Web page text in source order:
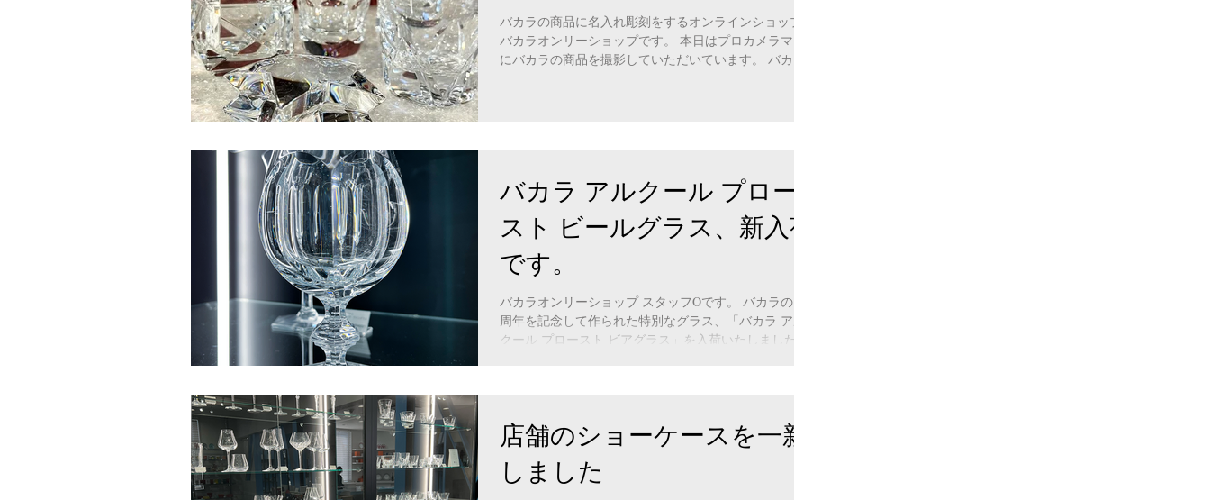
バカラの商品に名入れ彫刻をするオンラインショップ、
バカラオンリーショップです。 本日はプロカメラマン
にバカラの商品を撮影していただいています。 バカラ
バカラ アルクール プロー
スト ビールグラス、新入荷
です。
バカラオンリーショップ スタッフOです。 バカラの180
周年を記念して作られた特別なグラス、「バカラ アル
クール プロースト ビアグラス」を入荷いたしました。
店舗のショーケースを一新
しました